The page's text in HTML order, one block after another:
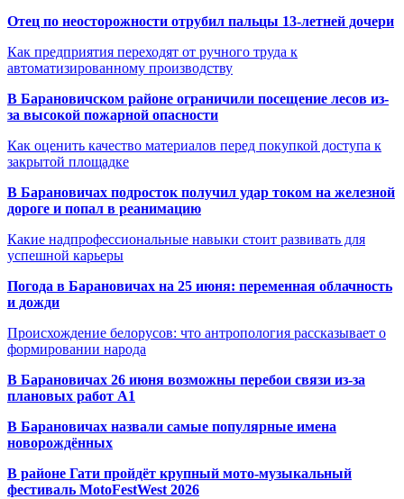
Отец по неосторожности отрубил пальцы 13-летней дочери
Как предприятия переходят от ручного труда к
автоматизированному производству
В Барановичском районе ограничили посещение лесов из-
за высокой пожарной опасности
Как оценить качество материалов перед покупкой доступа к
закрытой площадке
В Барановичах подросток получил удар током на железной
дороге и попал в реанимацию
Какие надпрофессиональные навыки стоит развивать для
успешной карьеры
Погода в Барановичах на 25 июня: переменная облачность
и дожди
Происхождение белорусов: что антропология рассказывает о
формировании народа
В Барановичах 26 июня возможны перебои связи из-за
плановых работ A1
В Барановичах назвали самые популярные имена
новорождённых
В районе Гати пройдёт крупный мото-музыкальный
фестиваль MotoFestWest 2026